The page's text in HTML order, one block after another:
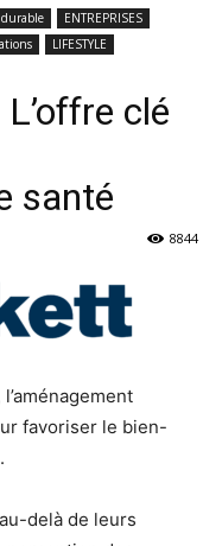
ENTREPRISES
LIFESTYLE
clé
santé
8844
favoriser le bien-
delà de leurs